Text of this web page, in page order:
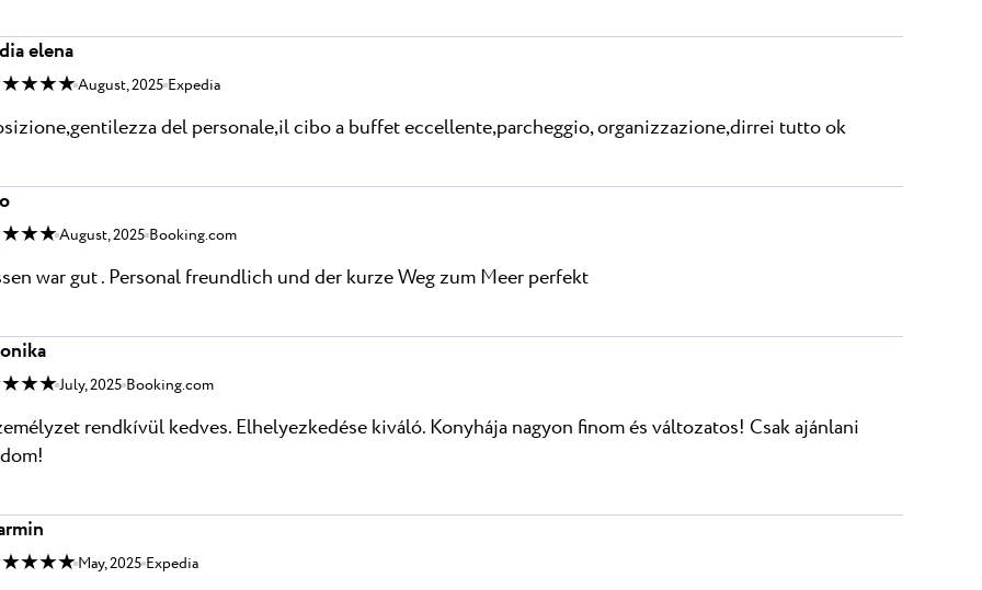
elena
★ ★ ★August, 2025 Expedia
del personale,il cibo a buffet eccellente,parcheggio, organizzazione,dirrei tutto ok
★ ★ August, 2025 Booking.com
war gut . Personal freundlich und der kurze Weg zum Meer perfekt
★ ★ July, 2025 Booking.com
rendkívül kedves. Elhelyezkedése kiváló. Konyhája nagyon finom és változatos! Csak ajánlani
★ ★ ★ May, 2025 Expedia